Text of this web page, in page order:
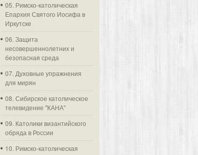
05. Римско-католическая
Епархия Святого Иосифа в
Иркутске
06. Защита
несовершеннолетних и
безопасная среда
07. Духовные упражнения
для мирян
08. Сибирское католическое
телевидение "КАНА"
09. Католики византийского
обряда в России
10. Римско-католическая